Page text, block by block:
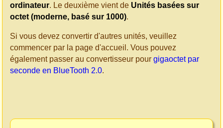
ordinateur. Le deuxième vient de Unités basées sur
octet (moderne, basé sur 1000).
Si vous devez convertir d'autres unités, veuillez
commencer par la page d'accueil. Vous pouvez
également passer au convertisseur pour gigaoctet par
seconde en BlueTooth 2.0.